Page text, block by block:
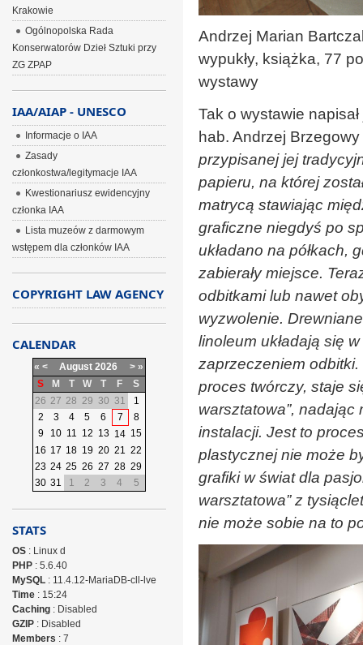
Andrzej Marian
wypukły, książka, 77
wystawy
Tak o wystawie
hab. Andrzej
przypisanej jej
papieru, na której
matrycą stawiając
graficzne niegdyś po
układano na półkach,
zabierały miejsce.
odbitkami lub nawet
wyzwolenie.
linoleum układają się
zaprzeczeniem
proces twórczy, staje
warsztatowa”, nadając
instalacji. Jest to
plastycznej nie może
grafiki w świat dla
warsztatowa” z
nie może sobie na to
Krakowie
Ogólnopolska Rada
Konserwatorów Dzieł Sztuki przy
ZG ZPAP
IAA/AIAP - UNESCO
Informacje o IAA
Zasady
członkostwa/legitymacje IAA
Kwestionariusz ewidencyjny
członka IAA
Lista muzeów z darmowym
wstępem dla członków IAA
COPYRIGHT LAW AGENCY
CALENDAR
« < August 2026 > »
S
M T W T F
S
26 27 28 29 30 31
1
2
3 4 5 6 7
8
9
10 11 12 13 14 15
16 17 18 19 20 21 22
23 24 25 26 27 28 29
30 31 1 2 3 4 5
STATS
OS: Linux d
PHP: 5.6.40
MySQL: 11.4.12-MariaDB-cll-lve
Time: 15:24
Caching: Disabled
GZIP: Disabled
Members : 7